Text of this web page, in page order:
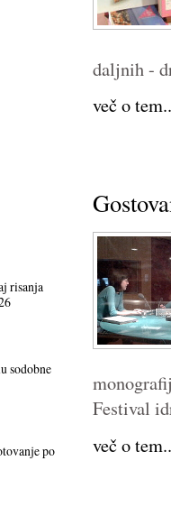
risanja
sodobne
po
daljnih -
več o
Festival
več o